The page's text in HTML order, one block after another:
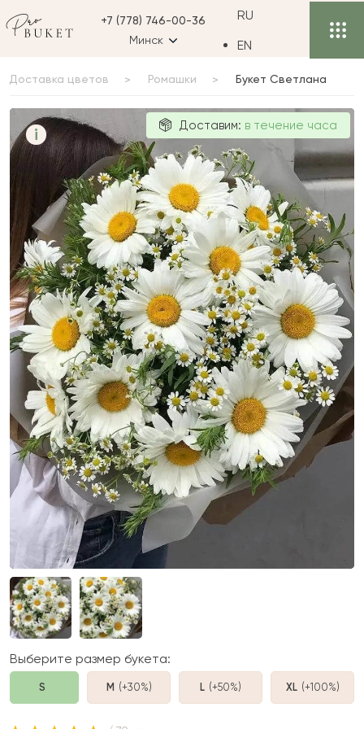
+7 (778) 746-00-36
Минск
RU
EN
Доставка цветов Ромашки Букет Светлана
i Доставим: в течение часа
Выберите размер букета:
S M (+30%) L (+50%) XL (+100%)